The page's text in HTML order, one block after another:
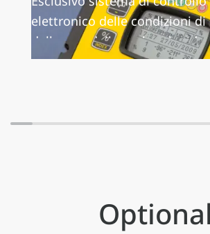
elettronico delle condizioni di
della gru, delle prolunghe
e manuali e del verricello.
lavoro rispetto alle condizioni
Optional